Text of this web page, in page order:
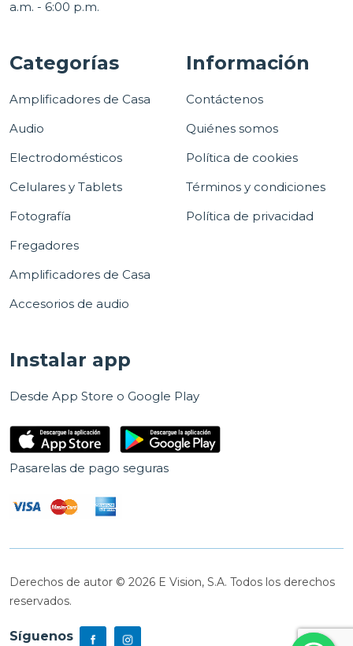
a.m. - 6:00 p.m.
Categorías
Amplificadores de Casa
Audio
Electrodomésticos
Celulares y Tablets
Fotografía
Fregadores
Amplificadores de Casa
Accesorios de audio
Información
Contáctenos
Quiénes somos
Política de cookies
Términos y condiciones
Política de privacidad
Instalar app
Desde App Store o Google Play
Pasarelas de pago seguras
Derechos de autor © 2026 E Vision, S.A. Todos los derechos
reservados.
Síguenos